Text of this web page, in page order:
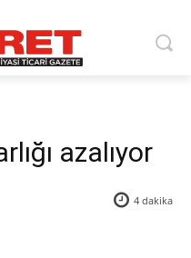
azalıyor
4 dakika